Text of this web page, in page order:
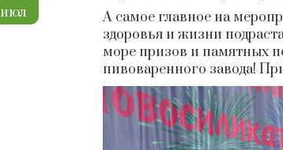
июл
А самое главное на
здоровья и жизни
море призов и памятных
пивоваренного завода!